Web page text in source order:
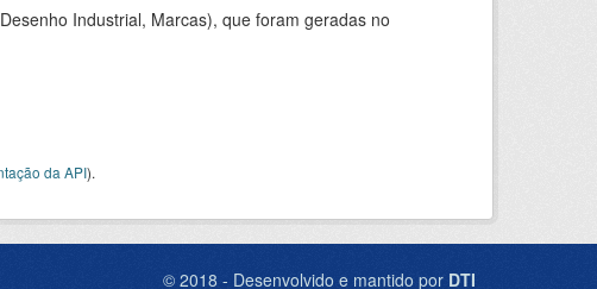
Industrial, Marcas), que foram geradas no
da API).
© 2018 - Desenvolvido e mantido por DTI